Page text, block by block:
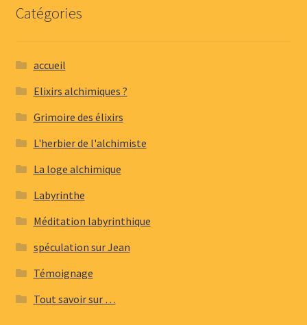
Catégories
accueil
Elixirs alchimiques ?
Grimoire des élixirs
L'herbier de l'alchimiste
La loge alchimique
Labyrinthe
Méditation labyrinthique
spéculation sur Jean
Témoignage
Tout savoir sur …